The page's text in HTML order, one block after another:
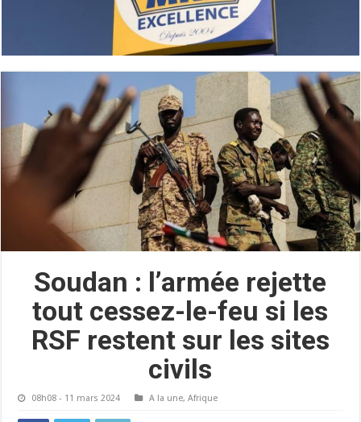
Soudan : l’armée rejette
tout cessez-le-feu si les
RSF restent sur les sites
civils
08h08 - 11 mars 2024 A la une,Afrique